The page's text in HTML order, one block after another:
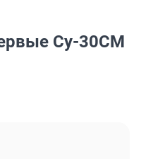
Су-30СМ